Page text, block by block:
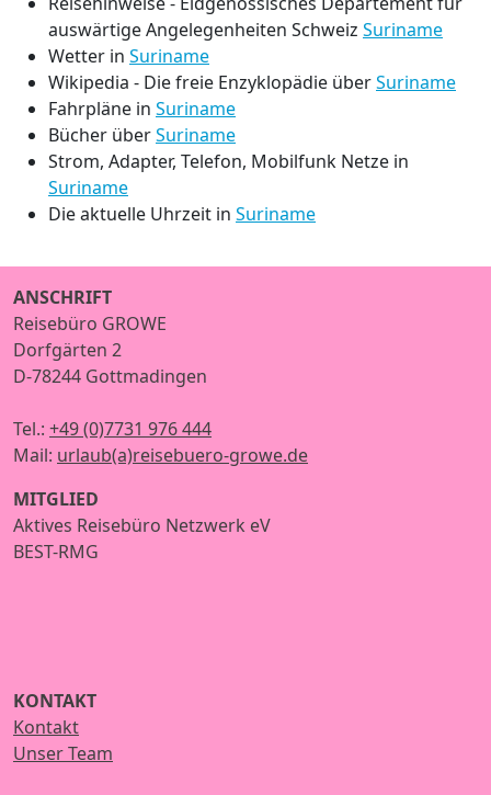
auswärtige Angelegenheiten Schweiz Suriname
Wetter in Suriname
Wikipedia - Die freie Enzyklopädie überSuriname
Fahrpläne in Suriname
Bücher überSuriname
Strom, Adapter, Telefon, Mobilfunk Netze in
Suriname
Die aktuelle Uhrzeit in Suriname
ANSCHRIFT
Reisebüro GROWE
Dorfgärten 2
D-78244 Gottmadingen
Tel.: +49 (0)7731 976 444
Mail: urlaub(a)reisebuero-growe.de
MITGLIED
Aktives Reisebüro Netzwerk eV
BEST-RMG
KONTAKT
Kontakt
Unser Team